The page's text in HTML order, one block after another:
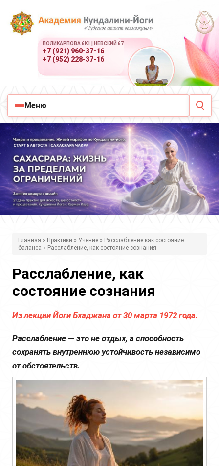
ПОЛИКАРПОВА 6К1 | НЕВСКИЙ 67
+7 (921) 960-37-16
+7 (952) 228-37-16
Меню
д
с
ь
Главная » Практики » Учение » Расслабление как состояние
баланса » Расслабление, как состояние сознания
Расслабление, как
состояние сознания
Из лекции Йоги Бхаджана от 30 марта 1972 года.
Расслабление — это не отдых, а способность
сохранять внутреннюю устойчивость независимо
от обстоятельств.